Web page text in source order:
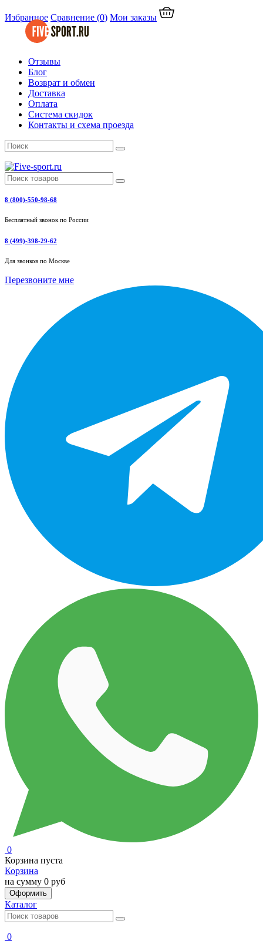
Избранное Сравнение (0) Мои заказы
Отзывы
Блог
Возврат и обмен
Доставка
Оплата
Система скидок
Контакты и схема проезда
8 (800)-550-98-68
Бесплатный звонок по России
8 (499)-398-29-62
Для звонков по Москве
Перезвоните мне
0
Корзина пуста
Корзина
на сумму 0 руб
Оформить
Каталог
0